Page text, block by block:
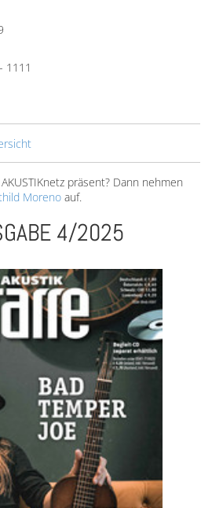
1111
präsent? Dann nehmen
Moreno auf.
4/2025